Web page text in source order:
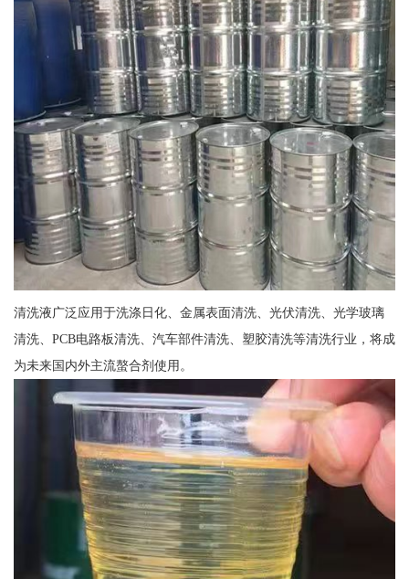
清洗液广泛应用于洗涤日化、金属表面清洗、光伏清洗、光学玻璃
清洗、PCB电路板清洗、汽车部件清洗、塑胶清洗等清洗行业，将成
为未来国内外主流螯合剂使用。